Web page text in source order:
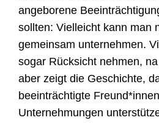
angeborene
sollten: Vielleicht kann man
gemeinsam unternehmen.
sogar Rücksicht nehmen,
aber zeigt die Geschichte,
beeinträchtigte
Unternehmungen